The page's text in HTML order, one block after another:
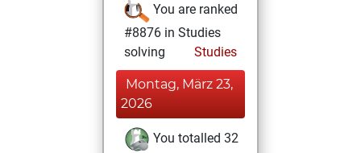
You are ranked
#8876 in Studies
solving
Studies
Montag, März 23,
2026
You totalled 32